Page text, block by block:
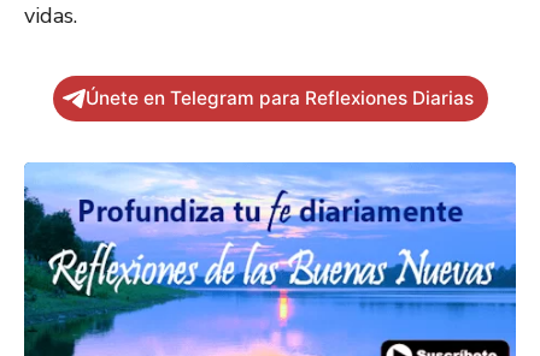
vidas.
Únete en Telegram para Reflexiones Diarias